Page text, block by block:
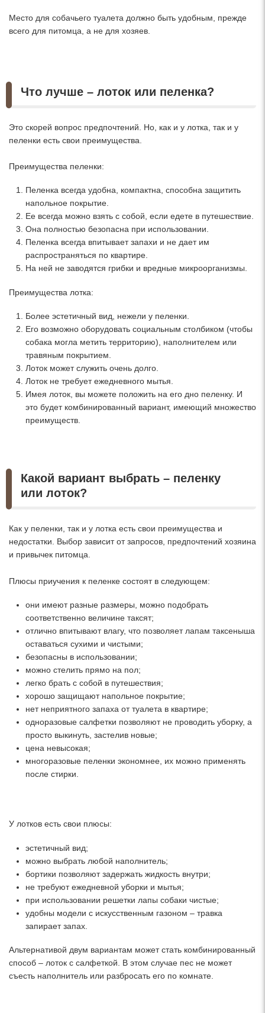
Место для собачьего туалета должно быть удобным, прежде
всего для питомца, а не для хозяев.
Что лучше – лоток или пеленка?
Это скорей вопрос предпочтений. Но, как и у лотка, так и у
пеленки есть свои преимущества.
Преимущества пеленки:
Пеленка всегда удобна, компактна, способна защитить
напольное покрытие.
Ее всегда можно взять с собой, если едете в путешествие.
Она полностью безопасна при использовании.
Пеленка всегда впитывает запахи и не дает им
распространяться по квартире.
На ней не заводятся грибки и вредные микроорганизмы.
Преимущества лотка:
Более эстетичный вид, нежели у пеленки.
Его возможно оборудовать социальным столбиком (чтобы
собака могла метить территорию), наполнителем или
травяным покрытием.
Лоток может служить очень долго.
Лоток не требует ежедневного мытья.
Имея лоток, вы можете положить на его дно пеленку. И
это будет комбинированный вариант, имеющий множество
преимуществ.
Какой вариант выбрать – пеленку
или лоток?
Как у пеленки, так и у лотка есть свои преимущества и
недостатки. Выбор зависит от запросов, предпочтений хозяина
и привычек питомца.
Плюсы приучения к пеленке состоят в следующем:
они имеют разные размеры, можно подобрать
соответственно величине таксят;
отлично впитывают влагу, что позволяет лапам таксеныша
оставаться сухими и чистыми;
безопасны в использовании;
можно стелить прямо на пол;
легко брать с собой в путешествия;
хорошо защищают напольное покрытие;
нет неприятного запаха от туалета в квартире;
одноразовые салфетки позволяют не проводить уборку, а
просто выкинуть, застелив новые;
цена невысокая;
многоразовые пеленки экономнее, их можно применять
после стирки.
У лотков есть свои плюсы:
эстетичный вид;
можно выбрать любой наполнитель;
бортики позволяют задержать жидкость внутри;
не требуют ежедневной уборки и мытья;
при использовании решетки лапы собаки чистые;
удобны модели с искусственным газоном – травка
запирает запах.
Альтернативой двум вариантам может стать комбинированный
способ – лоток с салфеткой. В этом случае пес не может
съесть наполнитель или разбросать его по комнате.